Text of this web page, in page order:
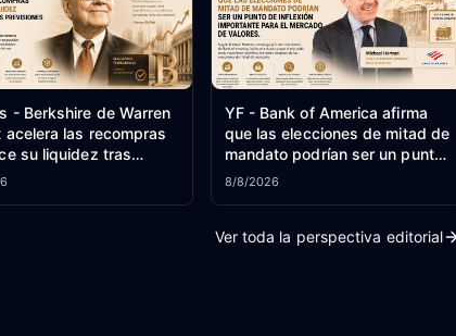
- Berkshire de Warren
acelera las recompras
su liquidez tras
las previsiones de
YF - Bank of America afirma
que las elecciones de mitad de
mandato podrían ser un punto
de inflexión importante para el
8/8/2026
Ver toda la perspectiva editorial